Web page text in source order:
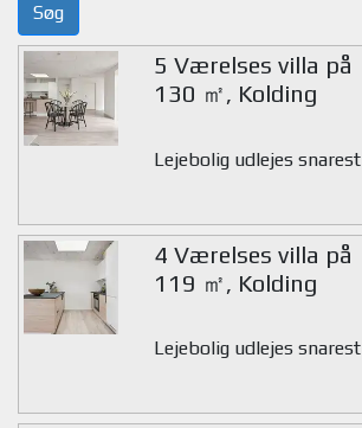
Søg
5 Værelses villa på
130 ㎡, Kolding
Lejebolig udlejes snarest
4 Værelses villa på
119 ㎡, Kolding
Lejebolig udlejes snarest